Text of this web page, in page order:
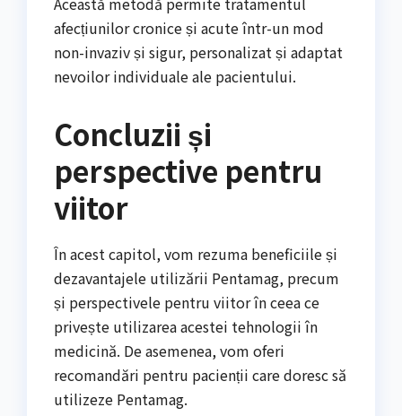
afecțiunilor cronice și acute într-un mod
non-invaziv și sigur, personalizat și adaptat
nevoilor individuale ale pacientului.
Concluzii și
perspective pentru
viitor
În acest capitol, vom rezuma beneficiile și
dezavantajele utilizării Pentamag, precum
și perspectivele pentru viitor în ceea ce
privește utilizarea acestei tehnologii în
medicină. De asemenea, vom oferi
recomandări pentru pacienții care doresc să
utilizeze Pentamag.